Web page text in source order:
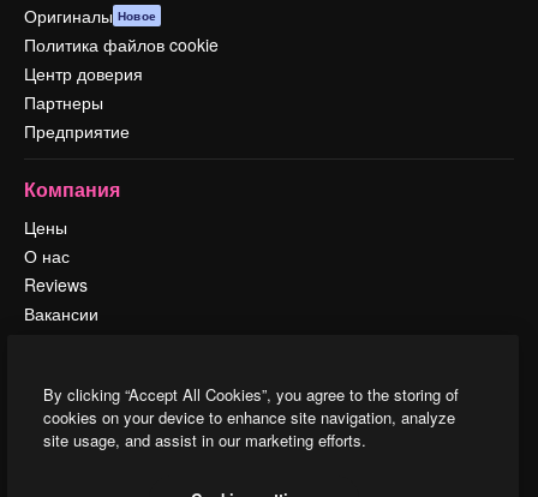
Оригиналы Новое
Политика файлов cookie
Центр доверия
Партнеры
Предприятие
Компания
Цены
О нас
Reviews
Вакансии
События
Slidesgo
Продайте свой контент
By clicking “Accept All Cookies”, you agree to the storing of
cookies on your device to enhance site navigation, analyze
site usage, and assist in our marketing efforts.